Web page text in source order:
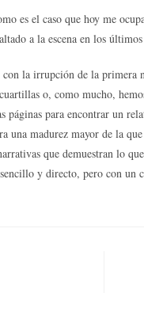
es el caso que hoy me
a la escena en los
la irrupción de la
o, como mucho,
para encontrar un
una madurez mayor de la
que demuestran lo
y directo, pero con